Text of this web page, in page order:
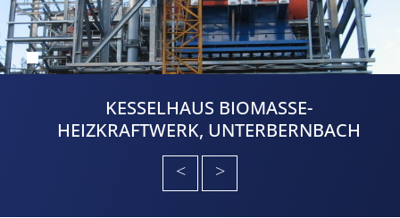
KESSELHAUS BIOMASSE-
HEIZKRAFTWERK, UNTERBERNBACH
<
>